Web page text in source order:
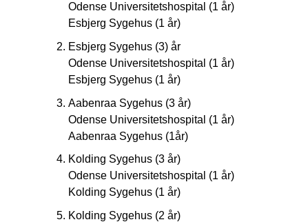
Odense Universitetshospital (1 år)
Esbjerg Sygehus (1 år)
Esbjerg Sygehus (3) år
Odense Universitetshospital (1 år)
Esbjerg Sygehus (1 år)
Aabenraa Sygehus (3 år)
Odense Universitetshospital (1 år)
Aabenraa Sygehus (1år)
Kolding Sygehus (3 år)
Odense Universitetshospital (1 år)
Kolding Sygehus (1 år)
Kolding Sygehus (2 år)